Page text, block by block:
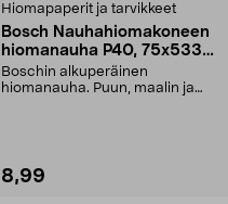
Hiomapaperit ja tarvikkeet
Bosch Nauhahiomakoneen
hiomanauha P40, 75x533
mm, 3 kpl
Boschin alkuperäinen
hiomanauha. Puun, maalin ja
8,99